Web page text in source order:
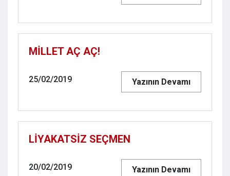
MİLLET AÇ AÇ!
25/02/2019 Yazının Devamı
LİYAKATSİZ SEÇMEN
20/02/2019 Yazının Devamı